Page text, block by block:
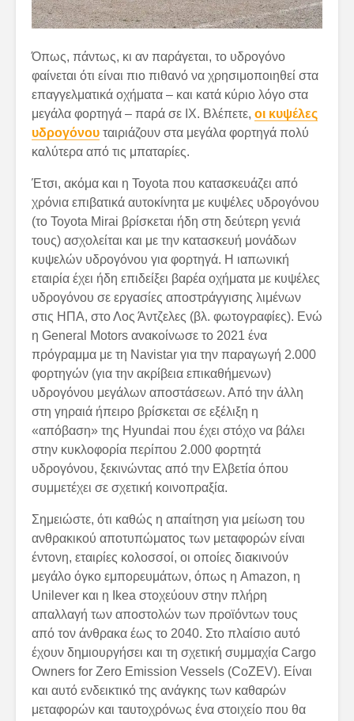
Όπως, πάντως, κι αν παράγεται, το υδρογόνο
φαίνεται ότι είναι πιο πιθανό να χρησιμοποιηθεί στα
επαγγελματικά οχήματα – και κατά κύριο λόγο στα
μεγάλα φορτηγά – παρά σε ΙΧ. Βλέπετε, οι κυψέλες
υδρογόνου ταιριάζουν στα μεγάλα φορτηγά πολύ
καλύτερα από τις μπαταρίες.
Έτσι, ακόμα και η Toyota που κατασκευάζει από
χρόνια επιβατικά αυτοκίνητα με κυψέλες υδρογόνου
(το Toyota Mirai βρίσκεται ήδη στη δεύτερη γενιά
τους) ασχολείται και με την κατασκευή μονάδων
κυψελών υδρογόνου για φορτηγά. Η ιαπωνική
εταιρία έχει ήδη επιδείξει βαρέα οχήματα με κυψέλες
υδρογόνου σε εργασίες αποστράγγισης λιμένων
στις ΗΠΑ, στο Λος Άντζελες (βλ. φωτογραφίες). Ενώ
η General Motors ανακοίνωσε το 2021 ένα
πρόγραμμα με τη Navistar για την παραγωγή 2.000
φορτηγών (για την ακρίβεια επικαθήμενων)
υδρογόνου μεγάλων αποστάσεων. Από την άλλη
στη γηραιά ήπειρο βρίσκεται σε εξέλιξη η
«απόβαση» της Hyundai που έχει στόχο να βάλει
στην κυκλοφορία περίπου 2.000 φορτητά
υδρογόνου, ξεκινώντας από την Ελβετία όπου
συμμετέχει σε σχετική κοινοπραξία.
Σημειώστε, ότι καθώς η απαίτηση για μείωση του
ανθρακικού αποτυπώματος των μεταφορών είναι
έντονη, εταιρίες κολοσσοί, οι οποίες διακινούν
μεγάλο όγκο εμπορευμάτων, όπως η Amazon, η
Unilever και η Ikea στοχεύουν στην πλήρη
απαλλαγή των αποστολών των προϊόντων τους
από τον άνθρακα έως το 2040. Στο πλαίσιο αυτό
έχουν δημιουργήσει και τη σχετική συμμαχία Cargo
Owners for Zero Emission Vessels (CoZEV). Είναι
και αυτό ενδεικτικό της ανάγκης των καθαρών
μεταφορών και ταυτοχρόνως ένα στοιχείο που θα